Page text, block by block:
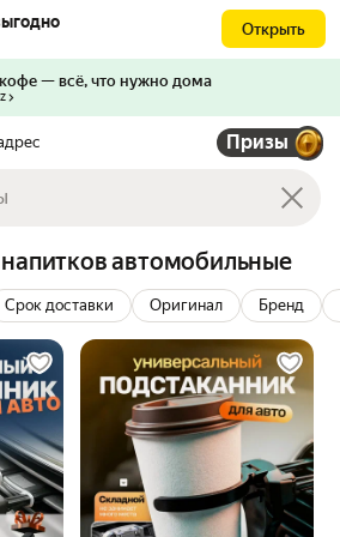
Открыть
— всё, что нужно дома
Призы
автомобильные
Срок доставки Оригинал Бренд